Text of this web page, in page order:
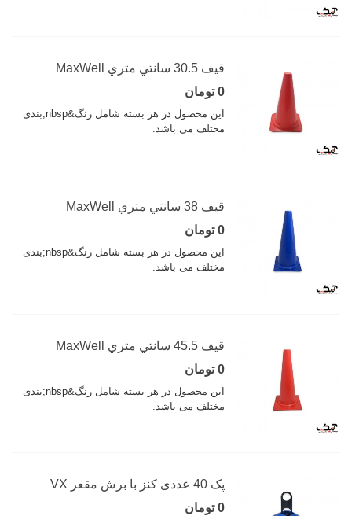
قيف 30.5 سانتي متري MaxWell
0 تومان
این محصول در هر بسته شامل رنگ&nbsp;بندی
مختلف می باشد.
قيف 38 سانتي متري MaxWell
0 تومان
این محصول در هر بسته شامل رنگ&nbsp;بندی
مختلف می باشد.
قيف 45.5 سانتي متري MaxWell
0 تومان
این محصول در هر بسته شامل رنگ&nbsp;بندی
مختلف می باشد.
پک 40 عددی کنز با برش مقعر VX
0 تومان